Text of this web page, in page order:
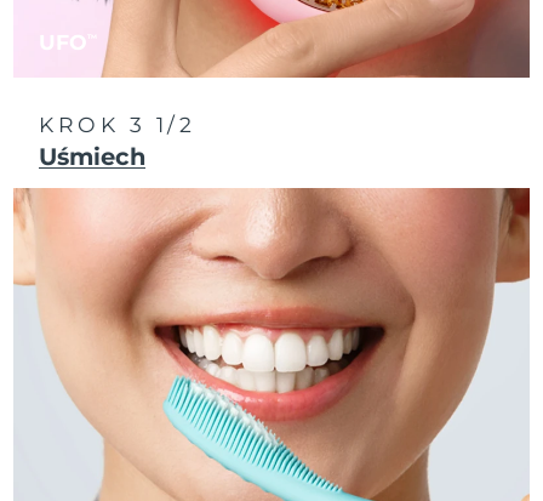
UFO TM
KROK 3 1/2
Uśmiech
Portoryko
Oczekiwany czas dostawy
14/8/26
Reunion
Rumunia
Oczekiwany czas dostawy
Rosja
Oczekiwany czas dostawy
20/8/26
Arabia Saudyjska
Oczekiwany czas dostawy
13/8/26
Oczekiwany czas dostawy